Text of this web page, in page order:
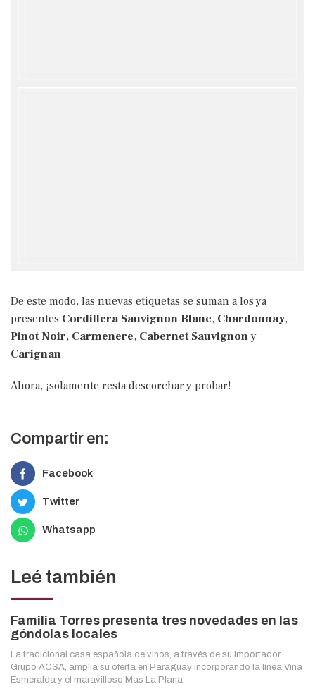
Compartir en:
Facebook
Twitter
Whatsapp
De este modo, las nuevas etiquetas se suman a los ya
presentes Cordillera Sauvignon Blanc, Chardonnay,
Pinot Noir, Carmenere, Cabernet Sauvignony
Carignan.
Ahora, ¡solamente resta descorchar y probar!
Leé también
Familia Torres presenta tres novedades en las
góndolas locales
La tradicional casa española de vinos, a través de su importador
Grupo ACSA, amplía su oferta en Paraguay incorporando la línea Viña
Esmeralda y el maravilloso Mas La Plana.